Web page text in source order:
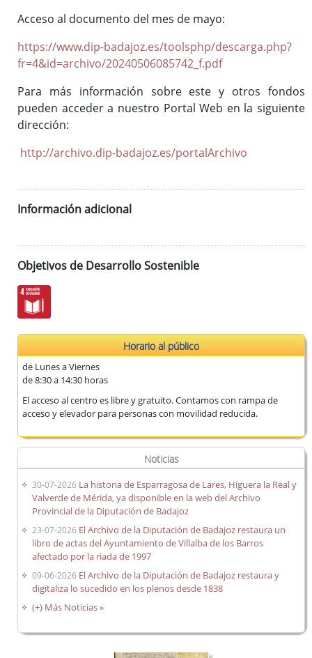
Guía del Archivo de la Diputación Provincial de Badajoz
(ISAD-G)
Fondos documentales
Gestión Documental
Biblioteca auxiliar
Biblioteca Auxiliar
Histórico de diputados
Solicitud de información
Acceso al documento del mes de mayo:
https://www.dip-badajoz.es/toolsphp/descarga.php?
fr=4&id=archivo/20240506085742_f.pdf
Para más información sobre este y otros fondos
pueden acceder a nuestro Portal Web en la siguiente
dirección:
http://archivo.dip-badajoz.es/portalArchivo
Información adicional
Objetivos de Desarrollo Sostenible
Horario al público
de Lunes a Viernes
de 8:30 a 14:30 horas
El acceso al centro es libre y gratuito. Contamos con rampa de
acceso y elevador para personas con movilidad reducida.
Noticias
30-07-2026 La historia de Esparragosa de Lares, Higuera la Real y
Valverde de Mérida, ya disponible en la web del Archivo
Provincial de la Diputación de Badajoz
23-07-2026 El Archivo de la Diputación de Badajoz restaura un
libro de actas del Ayuntamiento de Villalba de los Barros
afectado por la riada de 1997
09-06-2026 El Archivo de la Diputación de Badajoz restaura y
digitaliza lo sucedido en los plenos desde 1838
(+) Más Noticias »